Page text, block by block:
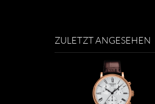
ZULETZT ANGESEHEN